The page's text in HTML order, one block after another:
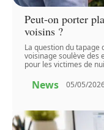
Peut-on porter
voisins ?
La question du tapage
voisinage soulève des
pour les victimes de
News 05/05/